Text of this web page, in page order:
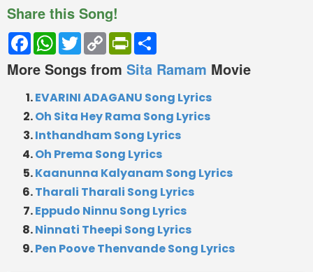
Share this Song!
FacebookWhatsApp
TwitterCopy
Link
PrintFriendly
More Songs from Sita Ramam Movie
EVARINI ADAGANU Song Lyrics
Oh Sita Hey Rama Song Lyrics
Inthandham Song Lyrics
Oh Prema Song Lyrics
Kaanunna Kalyanam Song Lyrics
Tharali Tharali Song Lyrics
Eppudo Ninnu Song Lyrics
Ninnati Theepi Song Lyrics
Pen Poove Thenvande Song Lyrics